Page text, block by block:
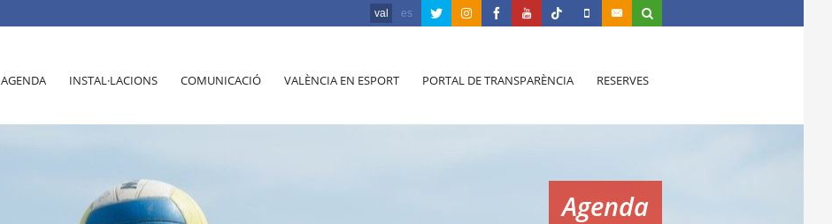
val es
AGENDA INSTAL·LACIONS COMUNICACIÓ VALÈNCIA EN ESPORT PORTAL DE TRANSPARÈNCIA RESERVES
Agenda